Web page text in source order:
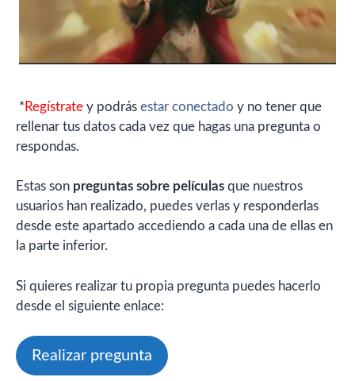
* Regístrate y podrás estar conectado y no tener que
rellenar tus datos cada vez que hagas una pregunta o
respondas.
Estas son preguntas sobre películas que nuestros
usuarios han realizado, puedes verlas y responderlas
desde este apartado accediendo a cada una de ellas en
la parte inferior.
Si quieres realizar tu propia pregunta puedes hacerlo
desde el siguiente enlace:
Realizar pregunta